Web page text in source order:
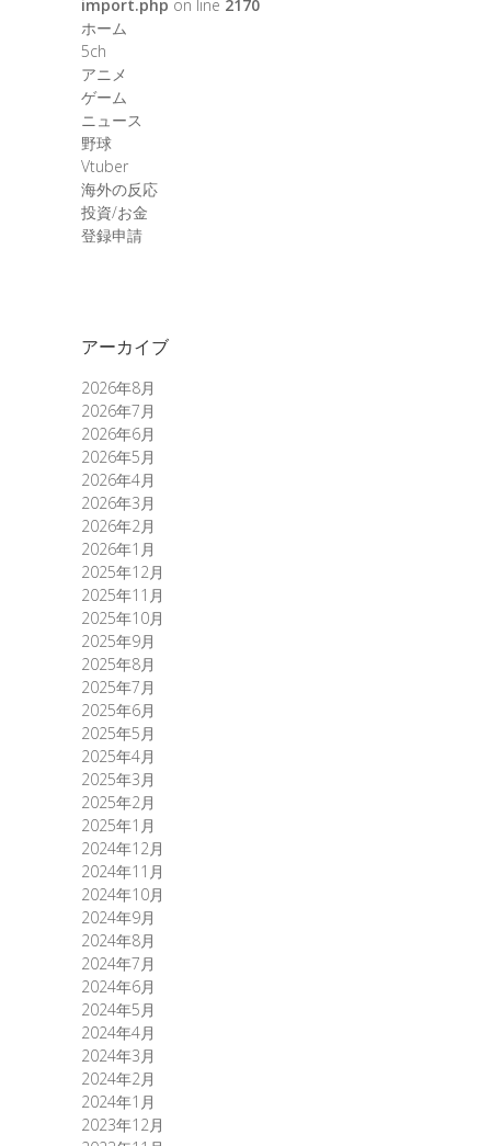
import.php on line 2170
ホーム
5ch
アニメ
ゲーム
ニュース
野球
Vtuber
海外の反応
投資/お金
登録申請
アーカイブ
2026年8月
2026年7月
2026年6月
2026年5月
2026年4月
2026年3月
2026年2月
2026年1月
2025年12月
2025年11月
2025年10月
2025年9月
2025年8月
2025年7月
2025年6月
2025年5月
2025年4月
2025年3月
2025年2月
2025年1月
2024年12月
2024年11月
2024年10月
2024年9月
2024年8月
2024年7月
2024年6月
2024年5月
2024年4月
2024年3月
2024年2月
2024年1月
2023年12月